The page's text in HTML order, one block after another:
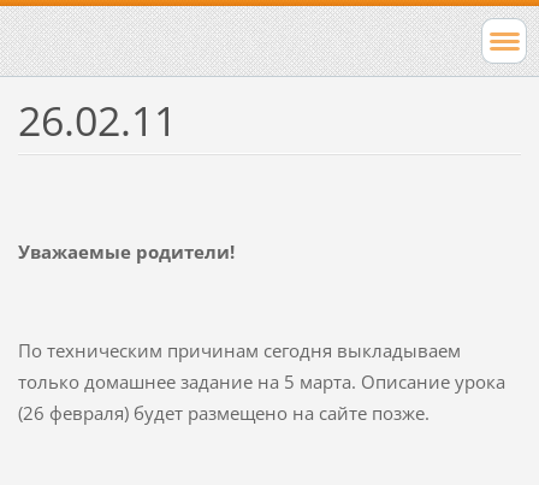
26.02.11
Уважаемые родители!
По техническим причинам сегодня выкладываем
только домашнее задание на 5 марта. Описание урока
(26 февраля) будет размещено на сайте позже.